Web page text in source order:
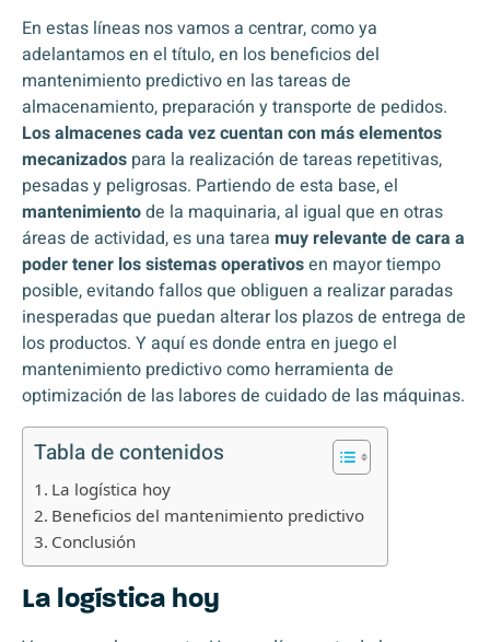
En estas líneas nos vamos a centrar, como ya
adelantamos en el título, en los beneficios del
mantenimiento predictivo en las tareas de
almacenamiento, preparación y transporte de pedidos.
Los almacenes cada vez cuentan con más elementos
mecanizados para la realización de tareas repetitivas,
pesadas y peligrosas. Partiendo de esta base, el
mantenimientode la maquinaria, al igual que en otras
áreas de actividad, es una tarea muy relevante de cara a
poder tener los sistemas operativosen mayor tiempo
posible, evitando fallos que obliguen a realizar paradas
inesperadas que puedan alterar los plazos de entrega de
los productos. Y aquí es donde entra en juego el
mantenimiento predictivo como herramienta de
optimización de las labores de cuidado de las máquinas.
Tabla de contenidos
La logística hoy
Beneficios del mantenimiento predictivo
Conclusión
La logística hoy